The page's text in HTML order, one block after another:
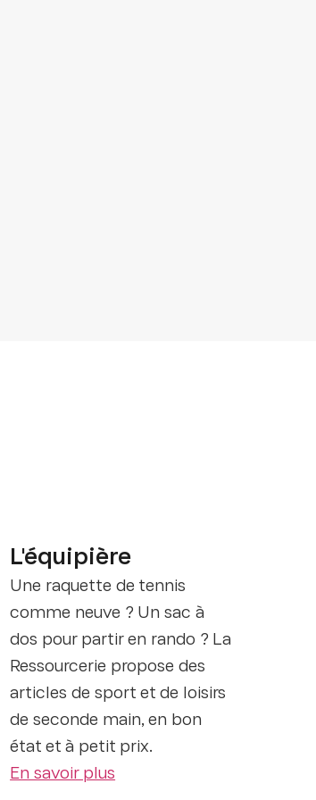
L'équipière
Une raquette de tennis
comme neuve ? Un sac à
dos pour partir en rando ? La
Ressourcerie propose des
articles de sport et de loisirs
de seconde main, en bon
état et à petit prix.
En savoir plus